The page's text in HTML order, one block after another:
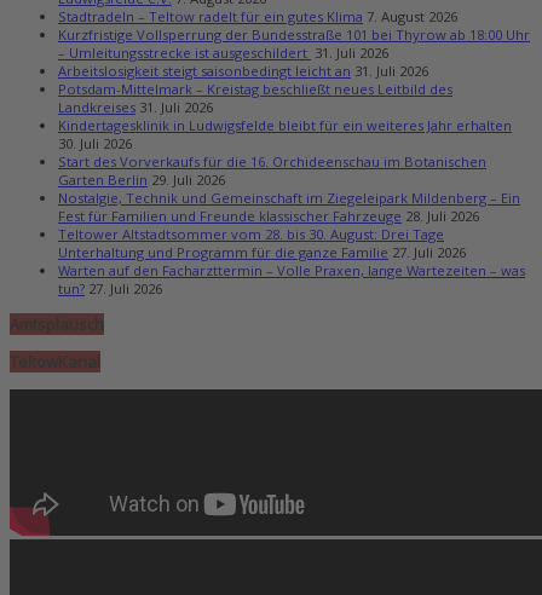
Stadtradeln – Teltow radelt für ein gutes Klima 7. August 2026
Kurzfristige Vollsperrung der Bundesstraße 101 bei Thyrow ab 18:00 Uhr
– Umleitungsstrecke ist ausgeschildert 31. Juli 2026
Arbeitslosigkeit steigt saisonbedingt leicht an 31. Juli 2026
Potsdam-Mittelmark – Kreistag beschließt neues Leitbild des
Landkreises 31. Juli 2026
Kindertagesklinik in Ludwigsfelde bleibt für ein weiteres Jahr erhalten
30. Juli 2026
Start des Vorverkaufs für die 16. Orchideenschau im Botanischen
Garten Berlin 29. Juli 2026
Nostalgie, Technik und Gemeinschaft im Ziegeleipark Mildenberg – Ein
Fest für Familien und Freunde klassischer Fahrzeuge 28. Juli 2026
Teltower Altstadtsommer vom 28. bis 30. August: Drei Tage
Unterhaltung und Programm für die ganze Familie 27. Juli 2026
Warten auf den Facharzttermin – Volle Praxen, lange Wartezeiten – was
tun? 27. Juli 2026
Amtsplausch
TeltowKanal